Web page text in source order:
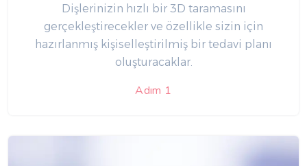
Dişlerinizin hızlı bir 3D taramasını
gerçekleştirecekler ve özellikle sizin için
hazırlanmış kişiselleştirilmiş bir tedavi planı
oluşturacaklar.
Adım 1